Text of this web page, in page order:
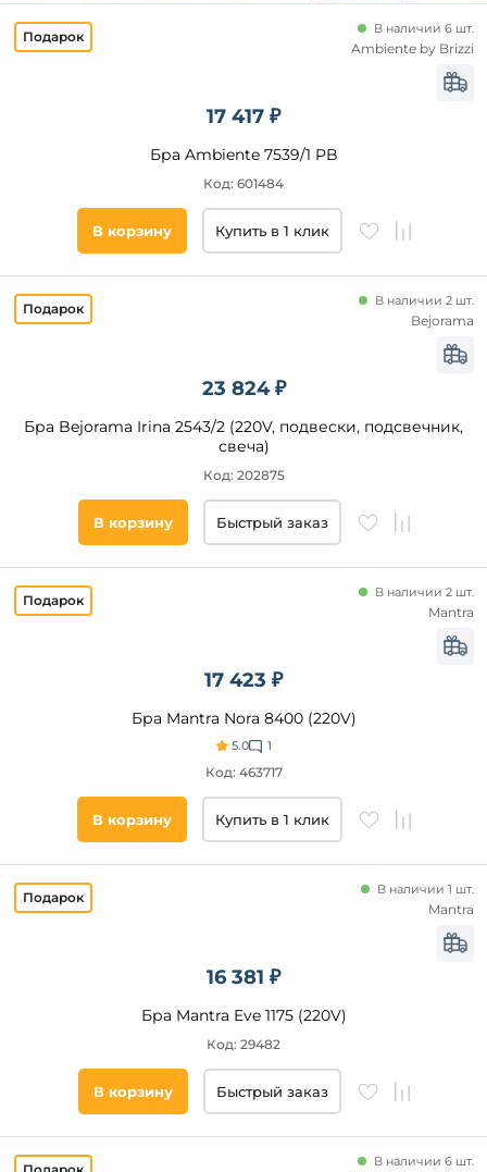
17 417 ₽
Бра Ambiente 7539/1 PB
В наличии 6 шт.
Код: 601484
Ambiente by Brizzi
В корзину Купить в 1 клик
23 824 ₽
Бра Bejorama Irina 2543/2 (220V, подвески, подсвечник,
свеча)
В наличии 2 шт.
Код: 202875
Bejorama
В корзину Быстрый заказ
17 423 ₽
Бра Mantra Nora 8400 (220V)
5.0 1
В наличии 2 шт.
Код: 463717
Mantra
В корзину Купить в 1 клик
16 381 ₽
Бра Mantra Eve 1175 (220V)
В наличии 1 шт.
Код: 29482
Mantra
В корзину Быстрый заказ
В наличии 6 шт.